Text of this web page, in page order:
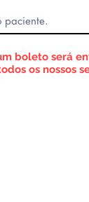
boleto será
os nossos